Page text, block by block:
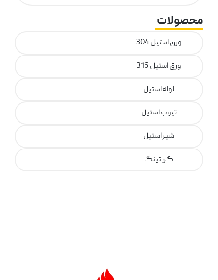
محصولات
ورق استیل 304
ورق استیل 316
لوله استیل
تیوب استیل
شیر استیل
گریتینگ